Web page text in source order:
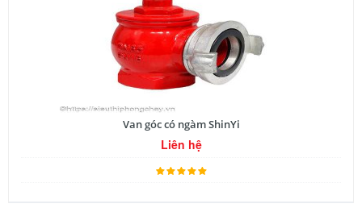
Van góc có ngàm ShinYi
Liên hệ